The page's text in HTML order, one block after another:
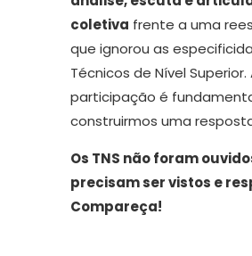
coletiva frente a uma
que ignorou as
Técnicos de Nível Superior.
participação é
construirmos uma
Os TNS não foram
precisam ser vistos e
Compareça!